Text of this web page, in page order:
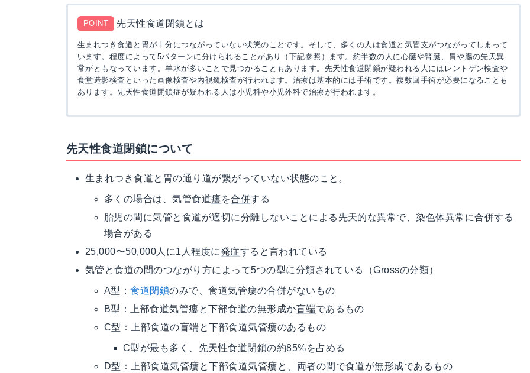
POINT 先天性食道閉鎖とは
生まれつき食道と胃が十分につながっていない状態のことです。そして、多くの人は食道と気管支がつながってしまって
います。程度によって5パターンに分けられることがあり（下記参照）ます。約半数の人に心臓や腎臓、胃や腸の先天異
常がともなっています。羊水が多いことで見つかることもあります。先天性食道閉鎖が疑われる人にはレントゲン検査や
食堂造影検査といった画像検査や内視鏡検査が行われます。治療は基本的には手術です。複数回手術が必要になることも
あります。先天性食道閉鎖症が疑われる人は小児科や小児外科で治療が行われます。
先天性食道閉鎖について
生まれつき食道と胃の通り道が繋がっていない状態のこと。
多くの場合は、気管食道瘻を合併する
胎児の間に気管と食道が適切に分離しないことによる先天的な異常で、染色体異常に合併する
場合がある
25,000〜50,000人に1人程度に発症すると言われている
気管と食道の間のつながり方によって5つの型に分類されている（Grossの分類）
A型：食道閉鎖のみで、食道気管瘻の合併がないもの
B型：上部食道気管瘻と下部食道の無形成か盲端であるもの
C型：上部食道の盲端と下部食道気管瘻のあるもの
C型が最も多く、先天性食道閉鎖の約85%を占める
D型：上部食道気管瘻と下部食道気管瘻と、両者の間で食道が無形成であるもの